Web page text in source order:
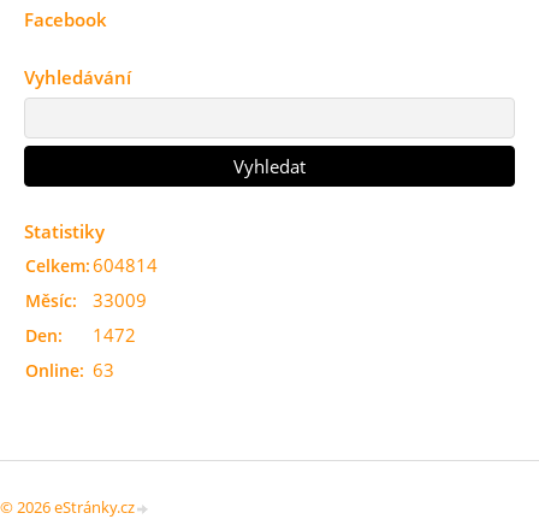
Facebook
Vyhledávání
Statistiky
Online: 63
Celkem:604814
Měsíc: 33009
Den: 1472
© 2026 eStránky.cz